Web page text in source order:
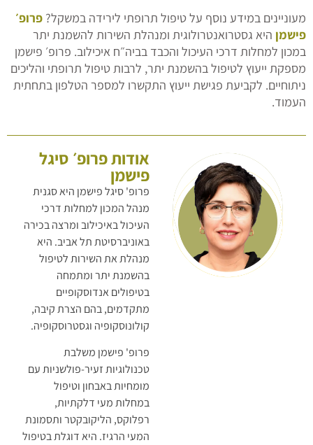
מעוניינים במידע נוסף על טיפול תרופתי לירידה במשקל? פרופ׳
פישמן היא גסטרואנטרולוגית ומנהלת השירות להשמנת יתר
במכון למחלות דרכי העיכול והכבד בביה״ח איכילוב. פרופ׳ פישמן
מספקת ייעוץ לטיפול בהשמנת יתר, לרבות טיפול תרופתי והליכים
ניתוחיים. לקביעת פגישת ייעוץ התקשרו למספר הטלפון בתחתית
העמוד.
אודות פרופ׳ סיגל
פישמן
פרופ' סיגל פישמן היא סגנית
מנהל המכון למחלות דרכי
העיכול באיכילוב ומרצה בכירה
באוניברסיטת תל אביב. היא
מנהלת את השירות לטיפול
בהשמנת יתר ומתמחה
בטיפולים אנדוסקופיים
מתקדמים, בהם הצרת קיבה,
קולונוסקופיה וגסטרוסקופיה.
פרופ' פישמן משלבת
טכנולוגיות זעיר-פולשניות עם
מומחיות באבחון וטיפול
במחלות מעי דלקתיות,
רפלוקס, הליקובקטר ותסמונת
המעי הרגיז. היא דוגלת בטיפול